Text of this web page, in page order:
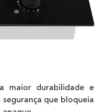
maior durabilidade e
que bloqueia